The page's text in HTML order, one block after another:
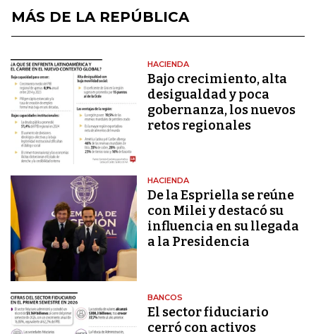
MÁS DE LA REPÚBLICA
HACIENDA
Bajo crecimiento, alta
desigualdad y poca
gobernanza, los nuevos
retos regionales
HACIENDA
De la Espriella se reúne
con Milei y destacó su
influencia en su llegada
a la Presidencia
BANCOS
El sector fiduciario
cerró con activos